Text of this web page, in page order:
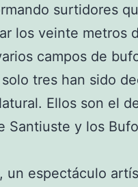
surtidores
los veinte metros
campos de
tres han sido
Ellos son el
Santiuste y los
un espectáculo